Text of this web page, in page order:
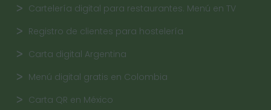
Cartelería digital para restaurantes. Menú en TV
Registro de clientes para hostelería
Carta digital Argentina
Menú digital gratis en Colombia
Carta QR en México